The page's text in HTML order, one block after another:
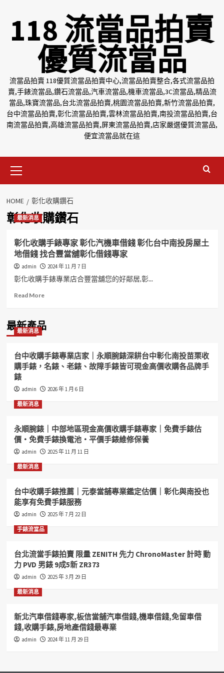
118 流當品拍賣
優質流當品
流當品拍賣 118優質流當品拍賣中心,流當品拍賣整合,各式流當品拍
賣,手錶流當品,鑽石流當品,汽車流當品,機車流當品,3C流當品,精品流
當品,珠寶流當品,台北流當品拍賣,桃園流當品拍賣,新竹流當品拍賣,
台中流當品拍賣,彰化流當品拍賣,雲林流當品拍賣,南投流當品拍賣,台
南流當品拍賣,高雄流當品拍賣,屏東流當品拍賣,店家嚴選優質流當品,
便宜流當品就在這
Menu
HOME 彰化收購鑽石
彰化收購鑽石
最新消息
彰化收購手錶專家 彰化汽機車借錢 彰化台中南投房屋土
地借錢 找合豐當舖彰化借錢專家
admin 2024 年 11 月 7 日
彰化收購手錶專業店合豐當舖您的好鄰居,彰...
Read MoreRead
彰
化
購
手
錶
家
機
車
錢
中
南
投
屋
地
借
錢
找
舖
彰
化
最新產品
最新消息
台中收購手錶專業店家｜永順腕錶深耕台中彰化南投苗栗收
購手錶，名錶、老錶、故障手錶皆可現金高價收購各品牌手
錶
admin 2026 年 1 月 6 日
最新消息
永順腕錶｜中部地區現金高價收購手錶專家｜免費手錶估
價・免費手錶換電池・平價手錶維修保養
admin 2025 年 11 月 11 日
最新消息
台中收購手錶推薦｜元泰當舖專業鑑定估價｜彰化與南投也
能享有免費手錶服務
admin 2025 年 7 月 22 日
手錶流當品
台北流當手錶拍賣 限量 ZENITH 先力 ChronoMaster 計時 動
力 PVD 男錶 9成5新 ZR373
admin 2025 年 3 月 29 日
最新消息
新北汽車借錢專家,板信當舖汽車借錢,機車借錢,免留車借
錢,收購手錶,房地產借錢最專業
admin 2024 年 11 月 29 日